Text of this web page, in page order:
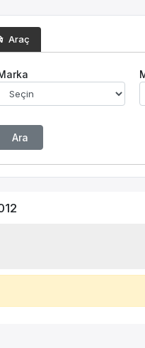
Araç
Ara